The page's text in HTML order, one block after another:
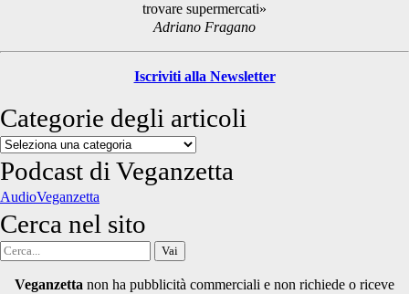
trovare supermercati»
Adriano Fragano
Iscriviti alla Newsletter
Categorie degli articoli
Categorie
degli
articoli
Podcast di Veganzetta
AudioVeganzetta
Cerca nel sito
Cerca
Veganzetta non ha pubblicità commerciali e non richiede o riceve